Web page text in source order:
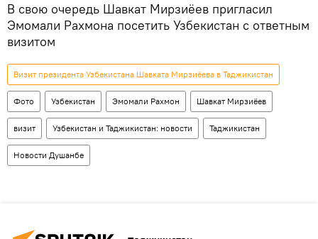
В свою очередь Шавкат Мирзиёев пригласил
Эмомали Рахмона посетить Узбекистан с ответным
визитом
Визит президента Узбекистана Шавката Мирзиёева в Таджикистан
Фото Узбекистан Эмомали Рахмон Шавкат Мирзиёев
визит Узбекистан и Таджикистан: новости Таджикистан
Новости Душанбе